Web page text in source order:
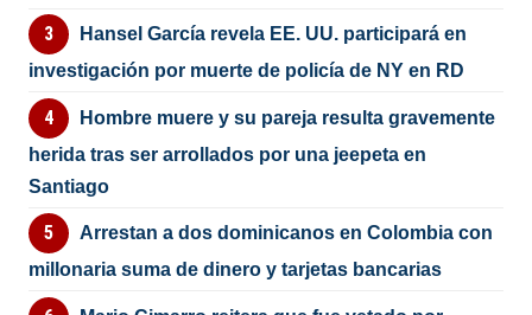
Hansel García revela EE. UU. participará en
investigación por muerte de policía de NY en RD
Hombre muere y su pareja resulta gravemente
herida tras ser arrollados por una jeepeta en
Santiago
Arrestan a dos dominicanos en Colombia con
millonaria suma de dinero y tarjetas bancarias